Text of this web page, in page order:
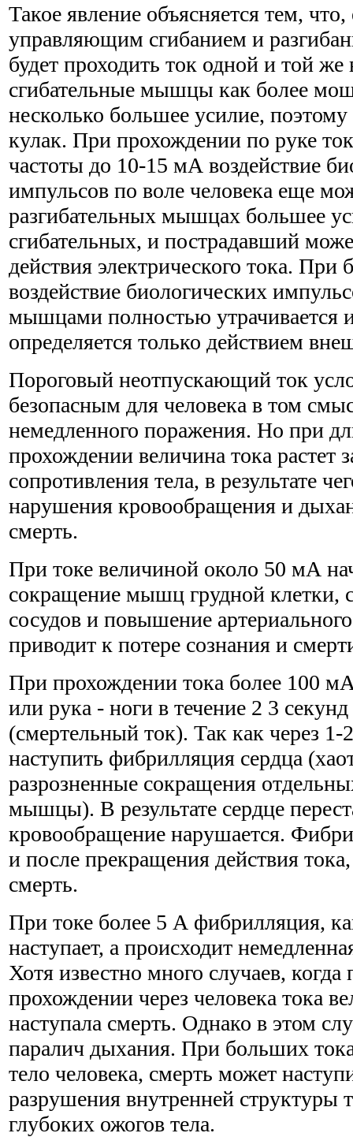
Такое явление объясняется тем,
управляющим сгибанием и
будет проходить ток одной и той
сгибательные мышцы как более
несколько большее усилие,
кулак. При прохождении по руке
частоты до 10-15 мА воздействие
импульсов по воле человека еще
разгибательных мышцах большее
сгибательных, и пострадавший
действия электрического тока. При
воздействие биологических
мышцами полностью утрачивается
определяется только действием
Пороговый неотпускающий ток
безопасным для человека в том
немедленного поражения. Но при
прохождении величина тока растет
сопротивления тела, в результате
нарушения кровообращения и
смерть.
При токе величиной около 50 мА
сокращение мышц грудной клетки,
сосудов и повышение
приводит к потере сознания и
При прохождении тока более 100
или рука - ноги в течение 2 3
(смертельный ток). Так как через
наступить фибрилляция сердца
разрозненные сокращения
мышцы). В результате сердце
кровообращение нарушается.
и после прекращения действия тока,
смерть.
При токе более 5 А фибрилляция,
наступает, а происходит
Хотя известно много случаев,
прохождении через человека тока
наступала смерть. Однако в этом
паралич дыхания. При больших
тело человека, смерть может
разрушения внутренней структуры
глубоких ожогов тела.